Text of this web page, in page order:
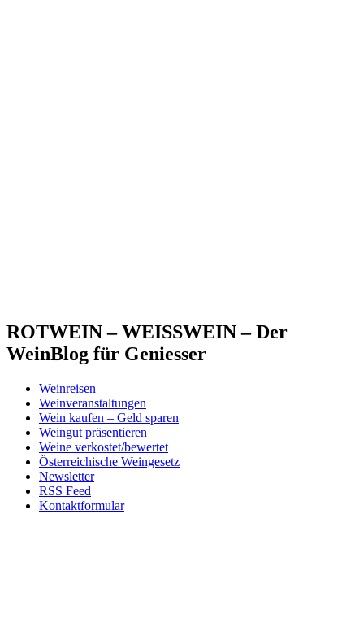
ROTWEIN – WEISSWEIN – Der
WeinBlog für Geniesser
Weinreisen
Weinveranstaltungen
Wein kaufen – Geld sparen
Weingut präsentieren
Weine verkostet/bewertet
Österreichische Weingesetz
Newsletter
RSS Feed
Kontaktformular